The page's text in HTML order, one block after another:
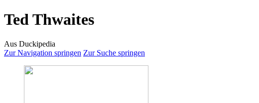
Ted Thwaites
Aus Duckipedia
Zur Navigation springen Zur Suche springen